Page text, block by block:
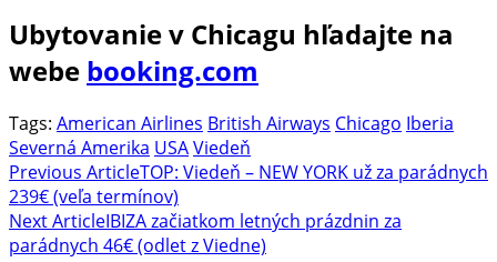
Ubytovanie v Chicagu hľadajte na
webe booking.com
Tags: American Airlines British Airways Chicago Iberia
Severná Amerika USAViedeň
Post
Navigation
Previous ArticleTOP: Viedeň – NEW YORK už za parádnych
239€ (veľa termínov)
Next ArticleIBIZA začiatkom letných prázdnin za
parádnych 46€ (odlet z Viedne)